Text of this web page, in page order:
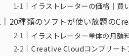
イラストレーターの価格｜買
20種類のソフトが使い放題の
イラストレーター単体の月額
Creative Cloudコンプリート